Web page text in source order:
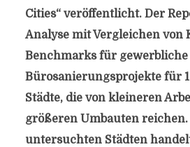
Cities“ veröffentlicht. Der
Analyse mit Vergleichen von
Benchmarks für gewerbliche
Bürosanierungsprojekte für
Städte, die von kleineren
größeren Umbauten reichen.
untersuchten Städten